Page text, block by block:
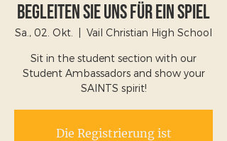
Begleiten Sie uns für ein Spiel
Sa., 02. Okt. Vail Christian High School
Sit in the student section with our
Student Ambassadors and show your
SAINTS spirit!
Die Registrierung ist